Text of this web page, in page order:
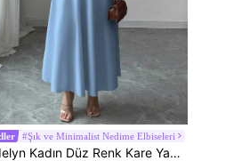
#Şık ve Minimalist Nedime Elbiseleri
Modelyn Kadın Düz Renk Kare Yaka Raglan Kol Çapraz Göğüslü Şık Elbise